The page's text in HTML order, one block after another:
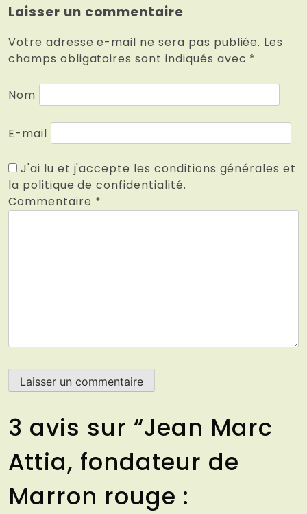
Laisser un commentaire
Votre adresse e-mail ne sera pas publiée. Les
champs obligatoires sont indiqués avec *
Nom
E-mail
J'ai lu et j'accepte les conditions générales et
la politique de confidentialité.
Commentaire *
3 avis sur “Jean Marc
Attia, fondateur de
Marron rouge :